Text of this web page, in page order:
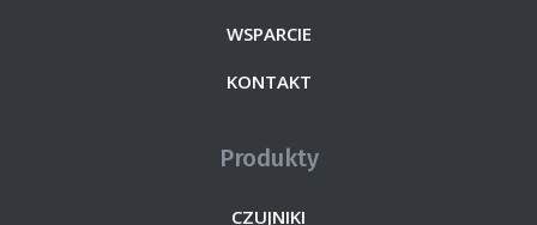
WSPARCIE
KONTAKT
Produkty
CZUJNIKI